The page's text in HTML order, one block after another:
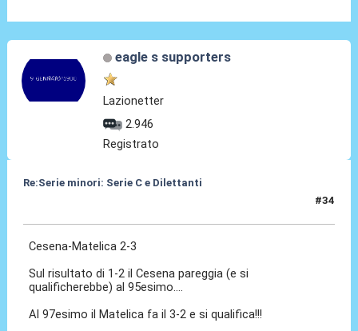
eagle s supporters
Lazionetter
2.946
Registrato
Re:Serie minori: Serie C e Dilettanti
#34
Cesena-Matelica 2-3
Sul risultato di 1-2 il Cesena pareggia (e si
qualificherebbe) al 95esimo....
Al 97esimo il Matelica fa il 3-2 e si qualifica!!!